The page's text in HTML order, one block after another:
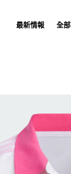
最新情報 全